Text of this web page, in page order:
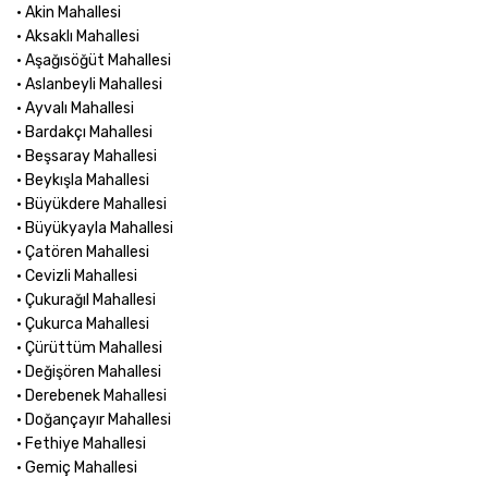
• Akin Mahallesi
• Aksaklı Mahallesi
• Aşağısöğüt Mahallesi
• Aslanbeyli Mahallesi
• Ayvalı Mahallesi
• Bardakçı Mahallesi
• Beşsaray Mahallesi
• Beykışla Mahallesi
• Büyükdere Mahallesi
• Büyükyayla Mahallesi
• Çatören Mahallesi
• Cevizli Mahallesi
• Çukurağıl Mahallesi
• Çukurca Mahallesi
• Çürüttüm Mahallesi
• Değişören Mahallesi
• Derebenek Mahallesi
• Doğançayır Mahallesi
• Fethiye Mahallesi
• Gemiç Mahallesi